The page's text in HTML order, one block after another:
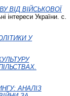
ВІД ВІЙСЬКОВОЇ
інтереси України. с.
У
АНАЛІЗ